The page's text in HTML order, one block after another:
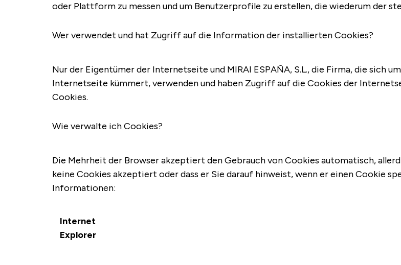
oder Plattform zu messen und um Benutzerprofile zu erstellen, die wiederum der
Wer verwendet und hat Zugriff auf die Information der installierten Cookies?
Nur der Eigentümer der Internetseite und MIRAI ESPAÑA, S.L., die Firma, die sich
Internetseite kümmert, verwenden und haben Zugriff auf die Cookies der
Cookies.
Wie verwalte ich Cookies?
Die Mehrheit der Browser akzeptiert den Gebrauch von Cookies automatisch,
keine Cookies akzeptiert oder dass er Sie darauf hinweist, wenn er einen Cookie
Informationen:
Internet
Explorer